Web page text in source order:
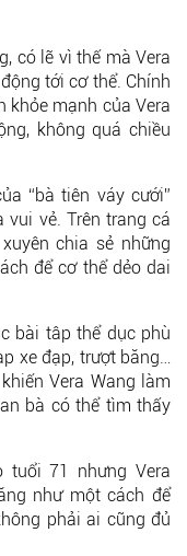
có lẽ vì thế mà Vera
tới cơ thể. Chính
khỏe mạnh của Vera
không quá chiều
“bà tiên váy cưới”
vui vẻ. Trên trang cá
chia sẻ những
để cơ thể dẻo dai
bài tâp thể dục phù
xe đạp, trượt băng…
Vera Wang làm
bà có thể tìm thấy
71 nhưng Vera
như một cách để
phải ai cũng đủ